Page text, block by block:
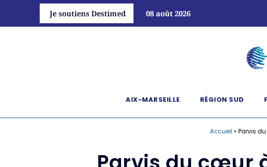
Je soutiens Destimed 08 août 2026
AIX-MARSEILLE RÉGION SUD
Accueil » Parvis